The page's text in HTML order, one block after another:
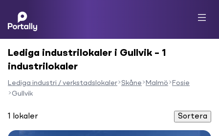
Lediga industrilokaler i Gullvik – 1
industrilokaler
Lediga industri / verkstadslokaler Skåne Malmö
Fosie
Gullvik
1 lokaler Sortera